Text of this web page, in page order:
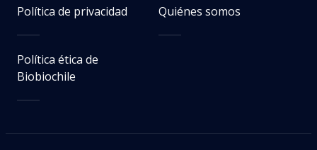
Política de privacidad Quiénes somos
Política ética de
Biobiochile